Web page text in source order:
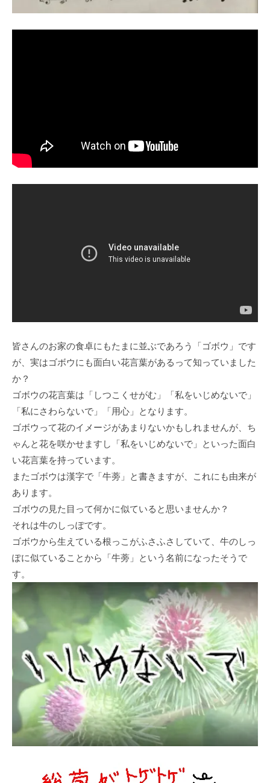
皆さんのお家の食卓にもたまに並ぶであろう「ゴボウ」です
が、実はゴボウにも面白い花言葉があるって知っていました
か？
ゴボウの花言葉は「しつこくせがむ」「私をいじめないで」
「私にさわらないで」「用心」となります。
ゴボウって花のイメージがあまりないかもしれませんが、ち
ゃんと花を咲かせますし「私をいじめないで」といった面白
い花言葉を持っています。
またゴボウは漢字で「牛蒡」と書きますが、これにも由来が
あります。
ゴボウの見た目って何かに似ていると思いませんか？
それは牛のしっぽです。
ゴボウから生えている根っこがふさふさしていて、牛のしっ
ぽに似ていることから「牛蒡」という名前になったそうで
す。